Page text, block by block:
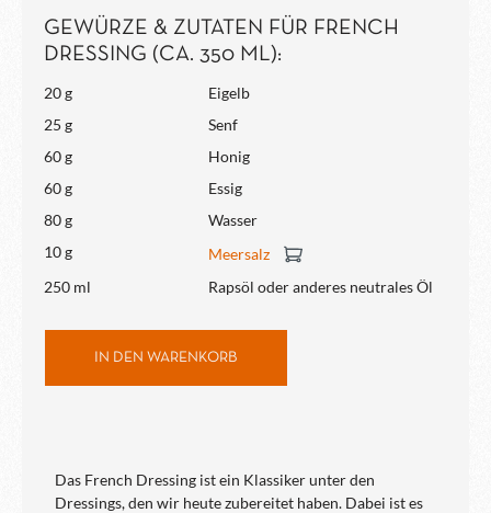
GEWÜRZE & ZUTATEN FÜR FRENCH
DRESSING (CA. 350 ML):
20 g
Eigelb
25 g
Senf
60 g
Honig
60 g
Essig
80 g
Wasser
10 g
Meersalz
250 ml
Rapsöl oder anderes neutrales Öl
IN DEN WARENKORB
Das French Dressing ist ein Klassiker unter den
Dressings, den wir heute zubereitet haben. Dabei ist es